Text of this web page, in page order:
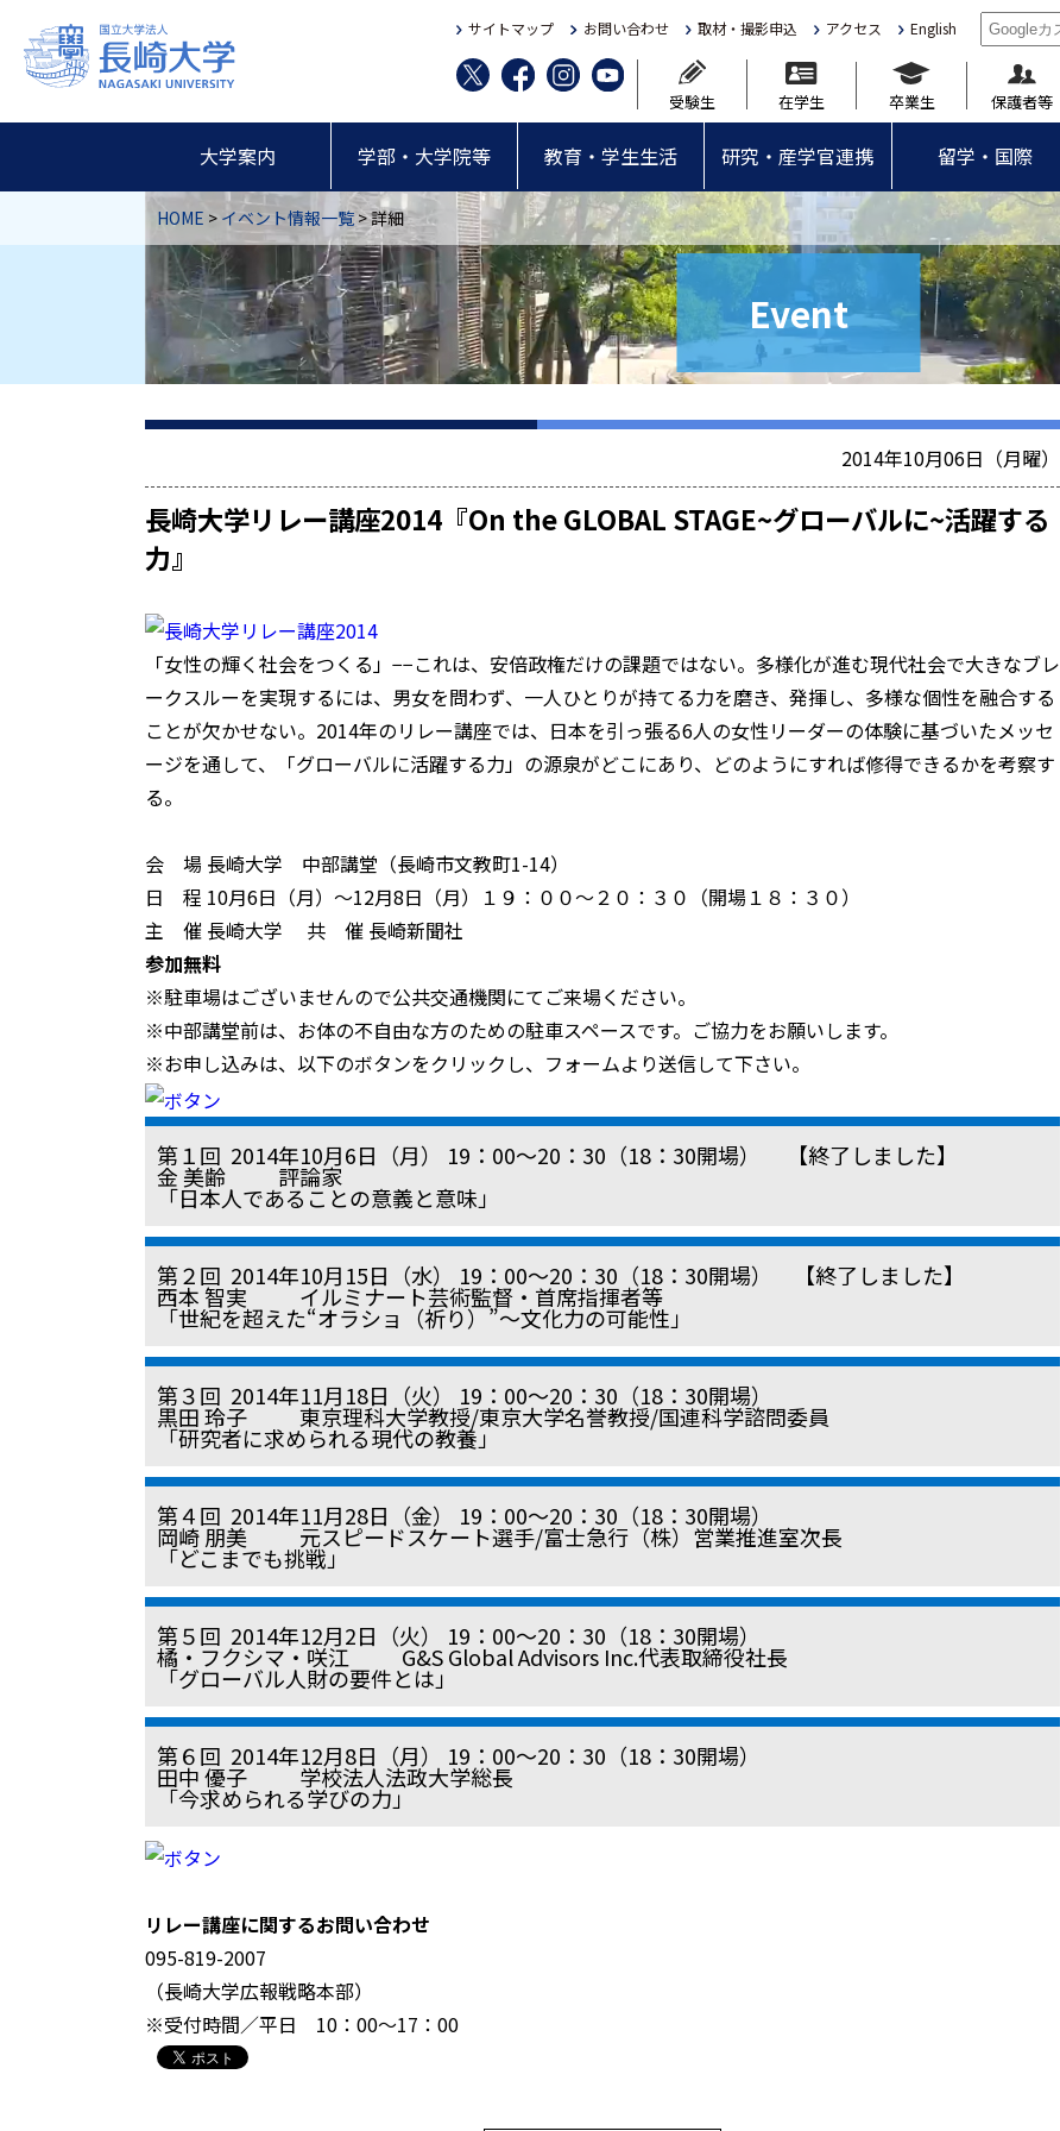
サイトマップ お問い合わせ 取材・撮影申込 アクセス English
受験生 在学生 卒業生 保護者等
大学案内 学部・大学院等 教育・学生生活 研究・産学官連携 留学・国際
HOME > イベント情報一覧> 詳細
Event
2014年10月06日（月曜）
長崎大学リレー講座2014『On the GLOBAL STAGE~グローバルに~活躍する
力』
「女性の輝く社会をつくる」−−これは、安倍政権だけの課題ではない。多様化が進む現代社会で大きなブレ
ークスルーを実現するには、男女を問わず、一人ひとりが持てる力を磨き、発揮し、多様な個性を融合する
ことが欠かせない。2014年のリレー講座では、日本を引っ張る6人の女性リーダーの体験に基づいたメッセ
ージを通して、「グローバルに活躍する力」の源泉がどこにあり、どのようにすれば修得できるかを考察す
る。
会 場 長崎大学 中部講堂（長崎市文教町1-14）
日 程 10月6日（月）〜12月8日（月）１９：００〜２０：３０（開場１８：３０）
主 催 長崎大学 共 催 長崎新聞社
参加無料
※駐車場はございませんので公共交通機関にてご来場ください。
※中部講堂前は、お体の不自由な方のための駐車スペースです。ご協力をお願いします。
※お申し込みは、以下のボタンをクリックし、フォームより送信して下さい。
第１回 2014年10月6日（月） 19：00〜20：30（18：30開場） 【終了しました】
金 美齢 評論家
「日本人であることの意義と意味」
第２回 2014年10月15日（水） 19：00〜20：30（18：30開場） 【終了しました】
西本 智実 イルミナート芸術監督・首席指揮者等
「世紀を超えた“オラショ （祈り）”〜文化力の可能性」
第３回 2014年11月18日（火） 19：00〜20：30（18：30開場）
黒田 玲子 東京理科大学教授/東京大学名誉教授/国連科学諮問委員
「研究者に求められる現代の教養」
第４回 2014年11月28日（金） 19：00〜20：30（18：30開場）
岡崎 朋美 元スピードスケート選手/富士急行（株）営業推進室次長
「どこまでも挑戦」
第５回 2014年12月2日（火） 19：00〜20：30（18：30開場）
橘・フクシマ・咲江 G&S Global Advisors Inc.代表取締役社長
「グローバル人財の要件とは」
第６回 2014年12月8日（月） 19：00〜20：30（18：30開場）
田中 優子 学校法人法政大学総長
「今求められる学びの力」
リレー講座に関するお問い合わせ
095-819-2007
（長崎大学広報戦略本部）
※受付時間／平日 10：00〜17：00